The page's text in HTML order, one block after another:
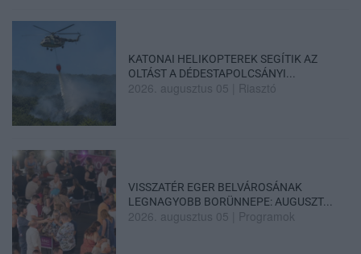
KATONAI HELIKOPTEREK SEGÍTIK AZ
OLTÁST A DÉDESTAPOLCSÁNYI...
2026. augusztus 05 Riasztó
VISSZATÉR EGER BELVÁROSÁNAK
LEGNAGYOBB BORÜNNEPE: AUGUSZT...
2026. augusztus 05 Programok